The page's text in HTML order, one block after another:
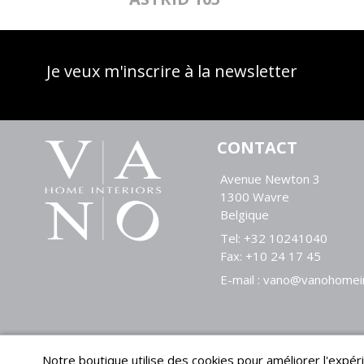
Je veux m'inscrire à la newsletter
CONTACT
Avenue Newton 3
1300 Wavre
Belgique
Tel: +32 10241040
Fax: +10 24 17 45
E-mail :
Notre boutique utilise des cookies pour améliorer